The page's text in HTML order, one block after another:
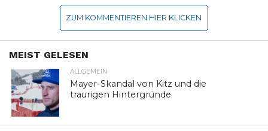
ZUM KOMMENTIEREN HIER KLICKEN
MEIST GELESEN
ALLGEMEIN
Mayer-Skandal von Kitz und die
traurigen Hintergründe